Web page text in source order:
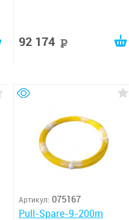
92 174
Артикул: 075167
Pull-Spare-9-200m